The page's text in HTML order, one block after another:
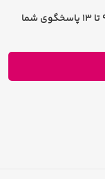
پلی‌استیشن
تولید شد و از جمله برخی
می‌توان به
Crash
سونی و با
شنبه تا چهارشنبه از 9 تا 17:30 و پنجشنبه ها 9 تا 13 پاسخگوی شما